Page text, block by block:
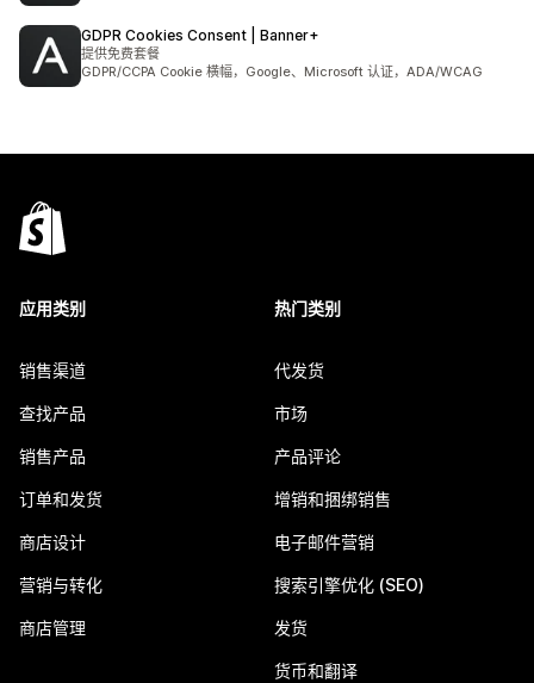
GDPR Cookies Consent | Banner+
提供免费套餐
GDPR/CCPA Cookie 横幅，Google、Microsoft 认证，ADA/WCAG
应用类别
销售渠道
查找产品
销售产品
订单和发货
商店设计
营销与转化
商店管理
热门类别
代发货
市场
产品评论
增销和捆绑销售
电子邮件营销
搜索引擎优化 (SEO)
发货
货币和翻译